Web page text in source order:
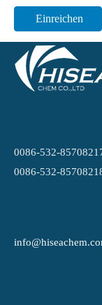
Einreichen
0086-532-
0086-532-